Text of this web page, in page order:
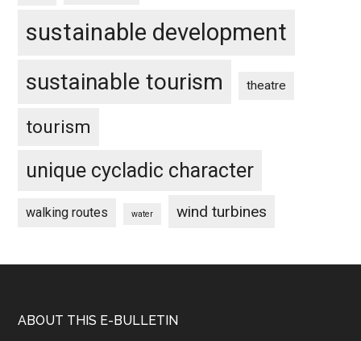
sustainable development
sustainable tourism theatre
tourism
unique cycladic character
walking routes water wind turbines
Footer
ABOUT THIS E-BULLETIN